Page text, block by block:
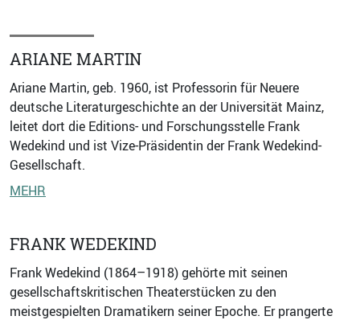
ARIANE MARTIN
Ariane Martin, geb. 1960, ist Professorin für Neuere
deutsche Literaturgeschichte an der Universität Mainz,
leitet dort die Editions- und Forschungsstelle Frank
Wedekind und ist Vize-Präsidentin der Frank Wedekind-
Gesellschaft.
MEHR
FRANK WEDEKIND
Frank Wedekind (1864–1918) gehörte mit seinen
gesellschaftskritischen Theaterstücken zu den
meistgespielten Dramatikern seiner Epoche. Er prangerte